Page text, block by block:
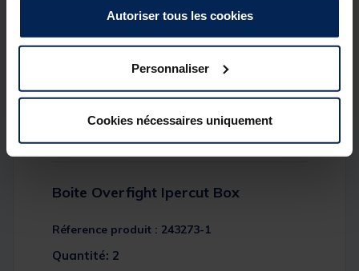
Autoriser tous les cookies
Personnaliser
Cookies nécessaires uniquement
Boite Overfight Ipercut Box
Réference produit : 243273-1
Quantité: 2